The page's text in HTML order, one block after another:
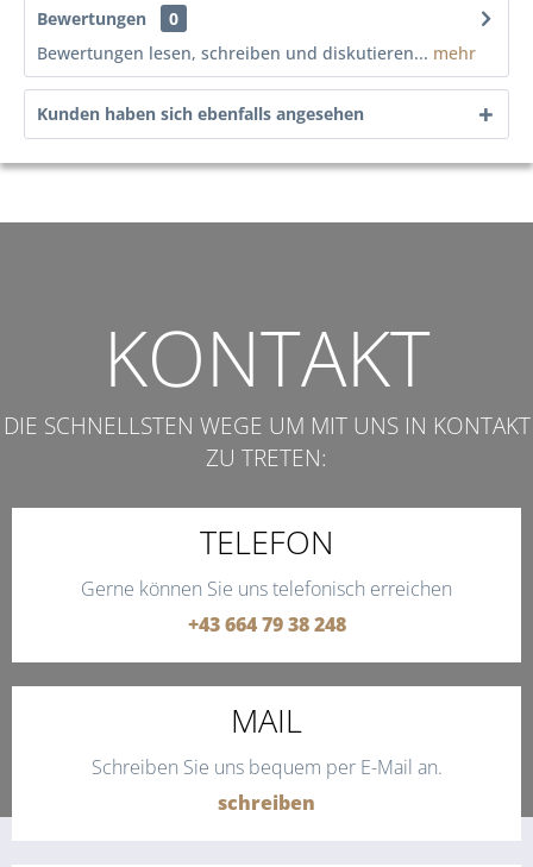
Bewertungen
0
Bewertungen lesen, schreiben und diskutieren... mehr
Kunden haben sich ebenfalls angesehen
KONTAKT
DIE SCHNELLSTEN WEGE UM MIT UNS IN KONTAKT
ZU TRETEN:
TELEFON
Gerne können Sie uns telefonisch erreichen
+43 664 79 38 248
MAIL
Schreiben Sie uns bequem per E-Mail an.
schreiben